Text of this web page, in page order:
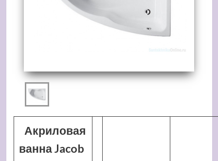
Акриловая
ванна Jacob